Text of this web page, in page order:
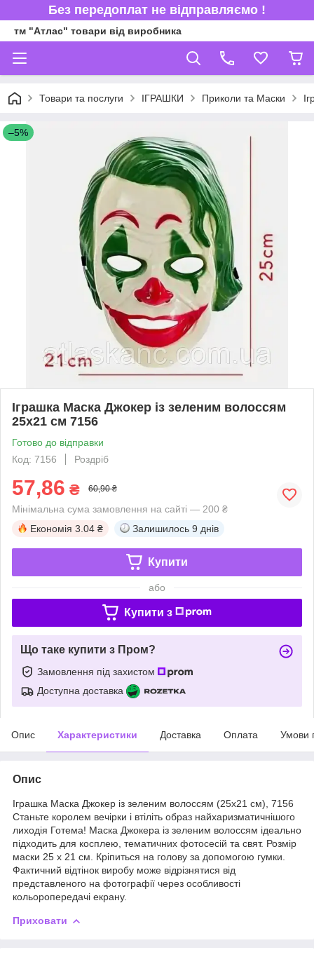
Без передоплат не відправляємо !
тм "Атлас" товари від виробника
Товари та послуги ІГРАШКИ Приколи та Маски
–5%
Іграшка Маска Джокер із зеленим волоссям
25х21 см 7156
Готово до відправки
Код: 7156
Роздріб
57,86 ₴ 60,90 ₴
Мінімальна сума замовлення на сайті — 200 ₴
Економія 3.04 ₴ Залишилось 9 днів
Купити
або
Купити з
Що таке купити з Пром?
Замовлення під захистом
Доступна доставка
Опис Характеристики Доставка Оплата Умови
Опис
Іграшка Маска Джокер із зеленим волоссям (25х21 см), 7156
Станьте королем вечірки і втіліть образ найхаризматичнішого
лиходія Готема! Маска Джокера із зеленим волоссям ідеально
підходить для косплею, тематичних фотосесій та свят. Розмір
маски 25 х 21 см. Кріпиться на голову за допомогою гумки.
Фактичний відтінок виробу може відрізнятися від
представленого на фотографії через особливості
кольоропередачі екрану.
Приховати